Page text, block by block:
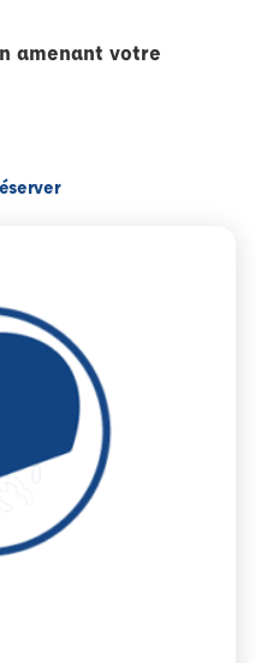
amenant votre